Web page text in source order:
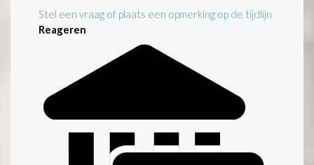
Stel een vraag of plaats een opmerking op de tijdlijn
Reageren